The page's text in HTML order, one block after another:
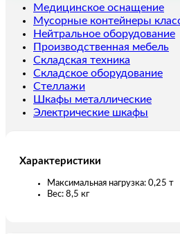
г/
п
0,25тн
Медицинское оснащение
Мусорные контейнеры
Нейтральное оборудование
Производственная мебель
Складская техника
Складское оборудование
Стеллажи
Шкафы металлические
Электрические шкафы
Характеристики
Максимальная нагрузка: 0,25 т
Вес: 8,5 кг